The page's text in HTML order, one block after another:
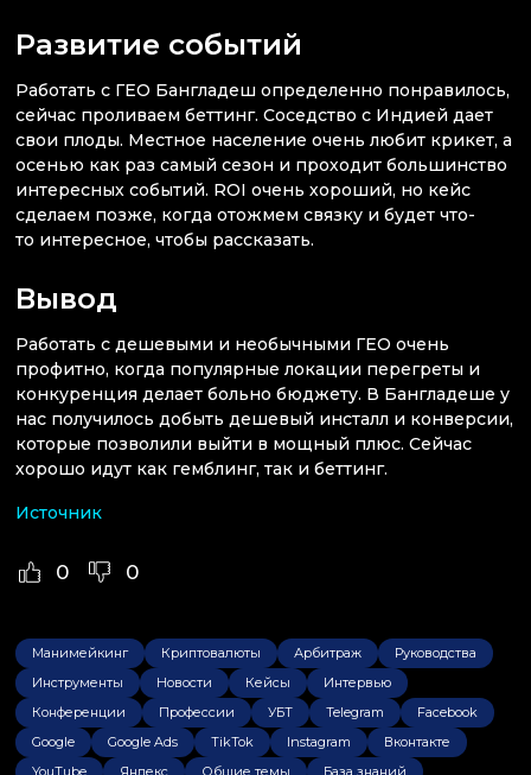
Развитие событий
Работать с ГЕО Бангладеш определенно понравилось,
сейчас проливаем беттинг. Соседство с Индией дает
свои плоды. Местное население очень любит крикет, а
осенью как раз самый сезон и проходит большинство
интересных событий. ROI очень хороший, но кейс
сделаем позже, когда отожмем связку и будет что-
то интересное, чтобы рассказать.
Вывод
Работать с дешевыми и необычными ГЕО очень
профитно, когда популярные локации перегреты и
конкуренция делает больно бюджету. В Бангладеше у
нас получилось добыть дешевый инсталл и конверсии,
которые позволили выйти в мощный плюс. Сейчас
хорошо идут как гемблинг, так и беттинг.
Источник
0 0
Манимейкинг Криптовалюты Арбитраж
Руководства
Инструменты
Новости Кейсы
Интервью
Конференции
Профессии УБТ Telegram
Facebook
Google
Google Ads TikTok Instagram
Вконтакте
YouTube
Яндекс Общие темы База знаний